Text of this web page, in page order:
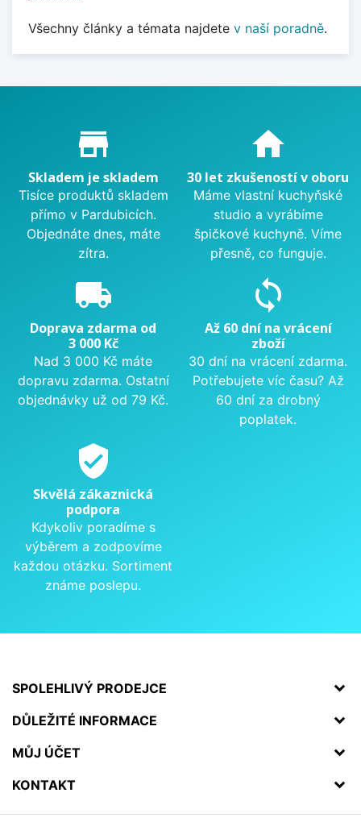
Všechny články a témata najdete v naší poradně.
Proč nakupovat u nás?
store_mall_directory
Skladem je skladem
Tisíce produktů skladem
přímo v Pardubicích.
Objednáte dnes, máte
zítra.
home
30 let zkušeností v oboru
Máme vlastní kuchyňské
studio a vyrábíme
špičkové kuchyně. Víme
přesně, co funguje.
local_shipping
Doprava zdarma od
3 000 Kč
Nad 3 000 Kč máte
dopravu zdarma. Ostatní
objednávky už od 79 Kč.
sync
Až 60 dní na vrácení
zboží
30 dní na vrácení zdarma.
Potřebujete víc času? Až
60 dní za drobný
poplatek.
verified_user
Skvělá zákaznická
podpora
Kdykoliv poradíme s
výběrem a zodpovíme
každou otázku. Sortiment
známe poslepu.
SPOLEHLIVÝ PRODEJCE
DŮLEŽITÉ INFORMACE
MŮJ ÚČET
KONTAKT